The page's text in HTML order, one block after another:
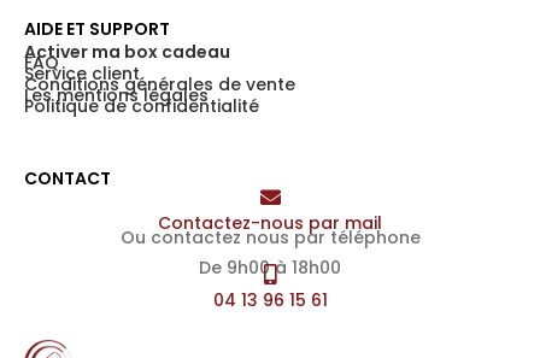
CONTACT
Contactez-nous par mail
Ou contactez nous par téléphone
De 9h00 à 18h00
04 13 96 15 61
AIDE ET SUPPORT
Activer ma box cadeau
FAQ
Service client
Conditions générales de vente
Les mentions légales
Politique de confidentialité